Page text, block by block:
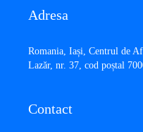
Adresa
​Romania, Iași, Centrul de
Lazăr, nr. 37, cod poștal
Contact